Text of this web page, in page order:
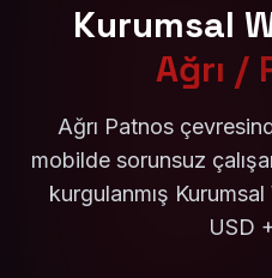
Kurumsal
Ağrı /
Ağrı Patnos
mobilde sorunsuz
kurgulanmış Kurumsal
USD